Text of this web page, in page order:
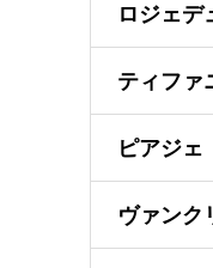
ロジェデ
ティファ
ピアジェ
ヴァンク